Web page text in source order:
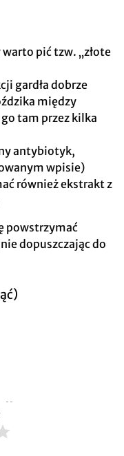
pić tzw. „złote
gardła dobrze
między
tam przez kilka
antybiotyk,
wpisie)
również ekstrakt z
powstrzymać
dopuszczając do